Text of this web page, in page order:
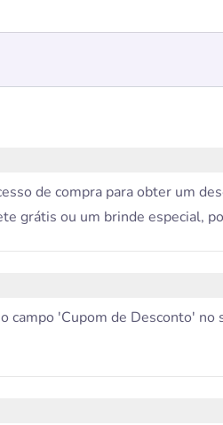
de compra para obter um
grátis ou um brinde especial,
campo 'Cupom de Desconto'